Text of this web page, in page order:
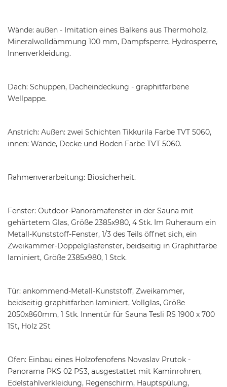
Wände: außen - Imitation eines Balkens aus Thermoholz,
Mineralwolldämmung 100 mm, Dampfsperre, Hydrosperre,
Innenverkleidung.
Dach: Schuppen, Dacheindeckung - graphitfarbene
Wellpappe.
Anstrich: Außen: zwei Schichten Tikkurila Farbe TVT 5060,
innen: Wände, Decke und Boden Farbe TVT 5060.
Rahmenverarbeitung: Biosicherheit.
Fenster: Outdoor-Panoramafenster in der Sauna mit
gehärtetem Glas, Größe 2385x980, 4 Stk. Im Ruheraum ein
Metall-Kunststoff-Fenster, 1/3 des Teils öffnet sich, ein
Zweikammer-Doppelglasfenster, beidseitig in Graphitfarbe
laminiert, Größe 2385x980, 1 Stck.
Tür: ankommend-Metall-Kunststoff, Zweikammer,
beidseitig graphitfarben laminiert, Vollglas, Größe
2050x860mm, 1 Stk. Innentür für Sauna Tesli RS 1900 x 700
1St, Holz 2St
Ofen: Einbau eines Holzofenofens Novaslav Prutok -
Panorama PKS 02 PS3, ausgestattet mit Kaminrohren,
Edelstahlverkleidung, Regenschirm, Hauptspülung,